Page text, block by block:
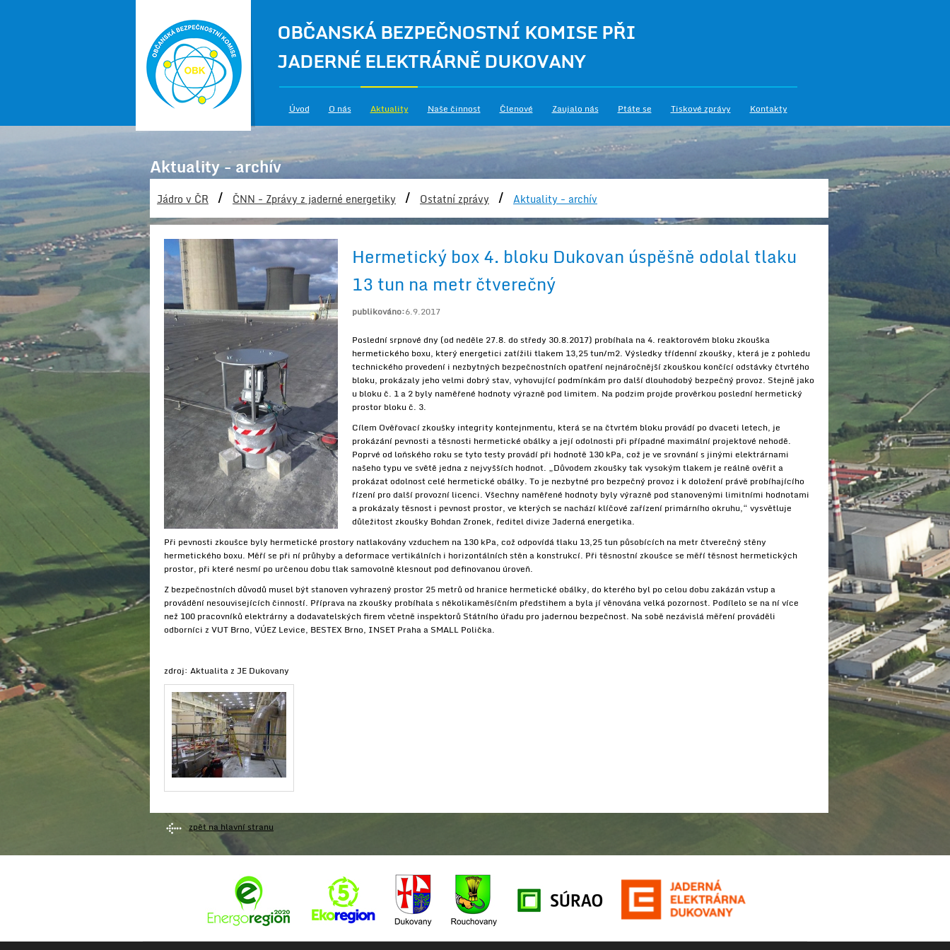
OBČANSKÁ BEZPEČNOSTNÍ KOMISE PŘI
JADERNÉ ELEKTRÁRNĚ DUKOVANY
Úvod O nás Aktuality Naše činnost Členové Zaujalo nás Ptáte se Tiskové zprávy Kontakty
Aktuality - archív
Jádro v ČR / ČNN - Zprávy z jaderné energetiky / Ostatní zprávy / Aktuality - archív
Hermetický box 4. bloku Dukovan úspěšně odolal tlaku
13 tun na metr čtverečný
publikováno:6.9.2017
Poslední srpnové dny (od neděle 27.8. do středy 30.8.2017) probíhala na 4. reaktorovém bloku zkouška
hermetického boxu, který energetici zatížili tlakem 13,25 tun/m2. Výsledky třídenní zkoušky, která je z pohledu
technického provedení i nezbytných bezpečnostních opatření nejnáročnější zkouškou končící odstávky čtvrtého
bloku, prokázaly jeho velmi dobrý stav, vyhovující podmínkám pro další dlouhodobý bezpečný provoz. Stejně jako
u bloku č. 1 a 2 byly naměřené hodnoty výrazně pod limitem. Na podzim projde prověrkou poslední hermetický
prostor bloku č. 3.
Cílem Ověřovací zkoušky integrity kontejnmentu, která se na čtvrtém bloku provádí po dvaceti letech, je
prokázání pevnosti a těsnosti hermetické obálky a její odolnosti při případné maximální projektové nehodě.
Poprvé od loňského roku se tyto testy provádí při hodnotě 130 kPa, což je ve srovnání s jinými elektrárnami
našeho typu ve světě jedna z nejvyšších hodnot. „Důvodem zkoušky tak vysokým tlakem je reálně ověřit a
prokázat odolnost celé hermetické obálky. To je nezbytné pro bezpečný provoz i k doložení právě probíhajícího
řízení pro další provozní licenci. Všechny naměřené hodnoty byly výrazně pod stanovenými limitními hodnotami
a prokázaly těsnost i pevnost prostor, ve kterých se nachází klíčové zařízení primárního okruhu,“ vysvětluje
důležitost zkoušky Bohdan Zronek, ředitel divize Jaderná energetika.
Při pevnosti zkoušce byly hermetické prostory natlakovány vzduchem na 130 kPa, což odpovídá tlaku 13,25 tun působících na metr čtverečný stěny
hermetického boxu. Měří se při ní průhyby a deformace vertikálních i horizontálních stěn a konstrukcí. Při těsnostní zkoušce se měří těsnost hermetických
prostor, při které nesmí po určenou dobu tlak samovolně klesnout pod definovanou úroveň.
Z bezpečnostních důvodů musel být stanoven vyhrazený prostor 25 metrů od hranice hermetické obálky, do kterého byl po celou dobu zakázán vstup a
provádění nesouvisejících činností. Příprava na zkoušky probíhala s několikaměsíčním předstihem a byla jí věnována velká pozornost. Podílelo se na ní více
než 100 pracovníků elektrárny a dodavatelských firem včetně inspektorů Státního úřadu pro jadernou bezpečnost. Na sobě nezávislá měření prováděli
odborníci z VUT Brno, VÚEZ Levice, BESTEX Brno, INSET Praha a SMALL Polička.
zdroj: Aktualita z JE Dukovany
zpět na hlavní stranu